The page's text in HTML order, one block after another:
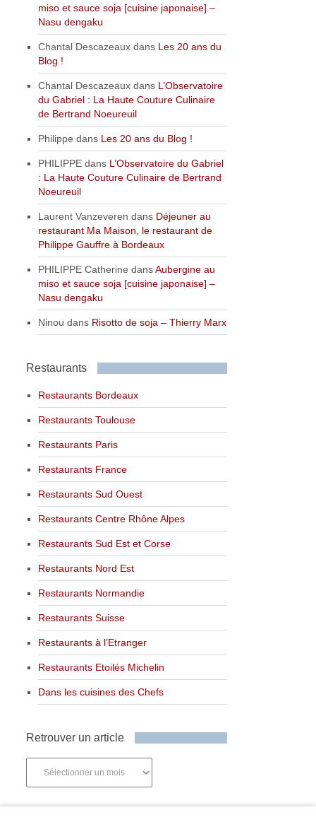
miso et sauce soja [cuisine japonaise] –
Nasu dengaku
Chantal Descazeaux dans Les 20 ans du
Blog !
Chantal Descazeaux dans L’Observatoire
du Gabriel : La Haute Couture Culinaire
de Bertrand Noeureuil
Philippe dans Les 20 ans du Blog !
PHILIPPE dans L’Observatoire du Gabriel
: La Haute Couture Culinaire de Bertrand
Noeureuil
Laurent Vanzeveren dans Déjeuner au
restaurant Ma Maison, le restaurant de
Philippe Gauffre à Bordeaux
PHILIPPE Catherine dansAubergine au
miso et sauce soja [cuisine japonaise] –
Nasu dengaku
Ninou dans Risotto de soja – Thierry Marx
Restaurants
Restaurants Bordeaux
Restaurants Toulouse
Restaurants Paris
Restaurants France
Restaurants Sud Ouest
Restaurants Centre Rhône Alpes
Restaurants Sud Est et Corse
Restaurants Nord Est
Restaurants Normandie
Restaurants Suisse
Restaurants à l’Etranger
Restaurants Etoilés Michelin
Dans les cuisines des Chefs
Retrouver un article